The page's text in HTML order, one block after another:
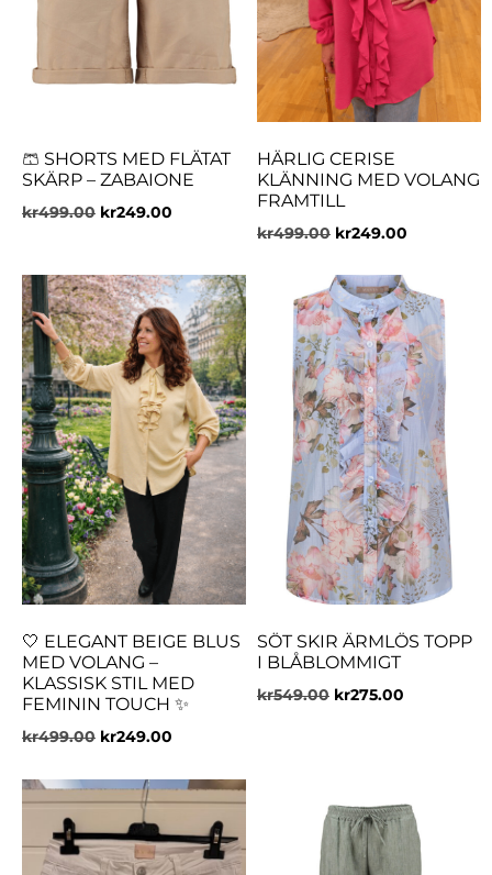
🩳 SHORTS MED FLÄTAT
SKÄRP – ZABAIONE
kr499.00 kr249.00
HÄRLIG CERISE
KLÄNNING MED VOLANG
FRAMTILL
kr499.00 kr249.00
🤍 ELEGANT BEIGE BLUS
MED VOLANG –
KLASSISK STIL MED
FEMININ TOUCH ✨
kr499.00 kr249.00
SÖT SKIR ÄRMLÖS TOPP
I BLÅBLOMMIGT
kr549.00 kr275.00